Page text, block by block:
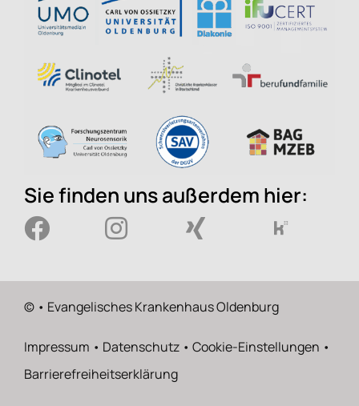
Sie finden uns außerdem hier:
© • Evangelisches Krankenhaus Oldenburg
Impressum • Datenschutz• Cookie-Einstellungen •
Barrierefreiheitserklärung